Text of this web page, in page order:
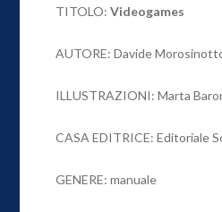
TITOLO:Videogames
AUTORE: Davide
ILLUSTRAZIONI: Marta
CASA EDITRICE: Editoriale
GENERE: manuale